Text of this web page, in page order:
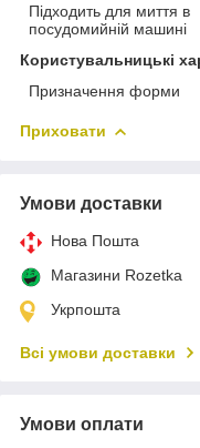
Підходить для миття в
посудомийній машині
Користувальницькі
Призначення форми
Приховати
Умови доставки
Нова Пошта
Магазини Rozetka
Укрпошта
Всі умови доставки
Умови оплати